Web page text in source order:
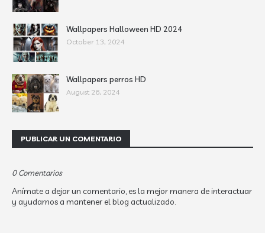
Wallpapers Halloween HD 2024
October 13, 2024
Wallpapers perros HD
August 26, 2024
PUBLICAR UN COMENTARIO
0 Comentarios
Anímate a dejar un comentario, es la mejor manera de interactuar
y ayudarnos a mantener el blog actualizado.